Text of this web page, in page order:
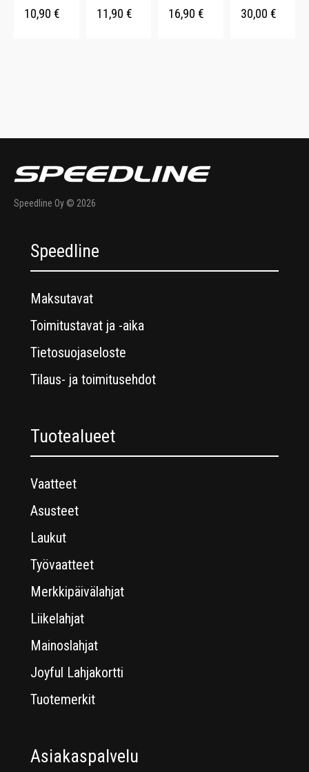
olkahihna.
10,90 € 11,90 €
Säädettävä
16,90 €
Asiakirjalo
30,00 €
Speedline Oy © 2026
Speedline
Maksutavat
Toimitustavat ja -aika
Tietosuojaseloste
Tilaus- ja toimitusehdot
Tuotealueet
Vaatteet
Asusteet
Laukut
Työvaatteet
Merkkipäivälahjat
Liikelahjat
Mainoslahjat
Joyful Lahjakortti
Tuotemerkit
Asiakaspalvelu